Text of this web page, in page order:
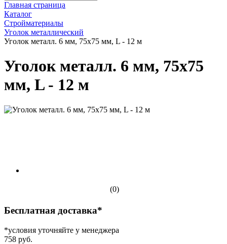
Главная страница
Каталог
Стройматериалы
Уголок металлический
Уголок металл. 6 мм, 75х75 мм, L - 12 м
Уголок металл. 6 мм, 75х75
мм, L - 12 м
(0)
Бесплатная доставка*
*условия уточняйте у менеджера
758 руб.